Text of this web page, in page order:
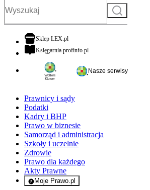
Szukaj
Sklep LEX.plotwiera się w nowej karcie
Księgarnia profinfo.plotwiera się w nowej karcie
Nasze serwisy
Prawnicy i sądy
Podatki
Kadry i BHP
Prawo w biznesie
Samorząd i administracja
Szkoły i uczelnie
Zdrowie
Prawo dla każdego
Akty Prawne
Moje Prawo.pl
- rejestracja i logowanie do serwisu